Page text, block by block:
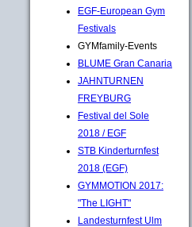
EGF-European Gym
Festivals
GYMfamily-Events
BLUME Gran Canaria
JAHNTURNEN
FREYBURG
Festival del Sole
2018 / EGF
STB Kinderturnfest
2018 (EGF)
GYMMOTION 2017:
"The LIGHT"
Landesturnfest Ulm